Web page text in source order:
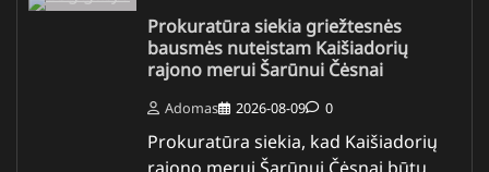
Prokuratūra siekia griežtesnės
bausmės nuteistam Kaišiadorių
rajono merui Šarūnui Čėsnai
Adomas 2026-08-09 0
Prokuratūra siekia, kad Kaišiadorių